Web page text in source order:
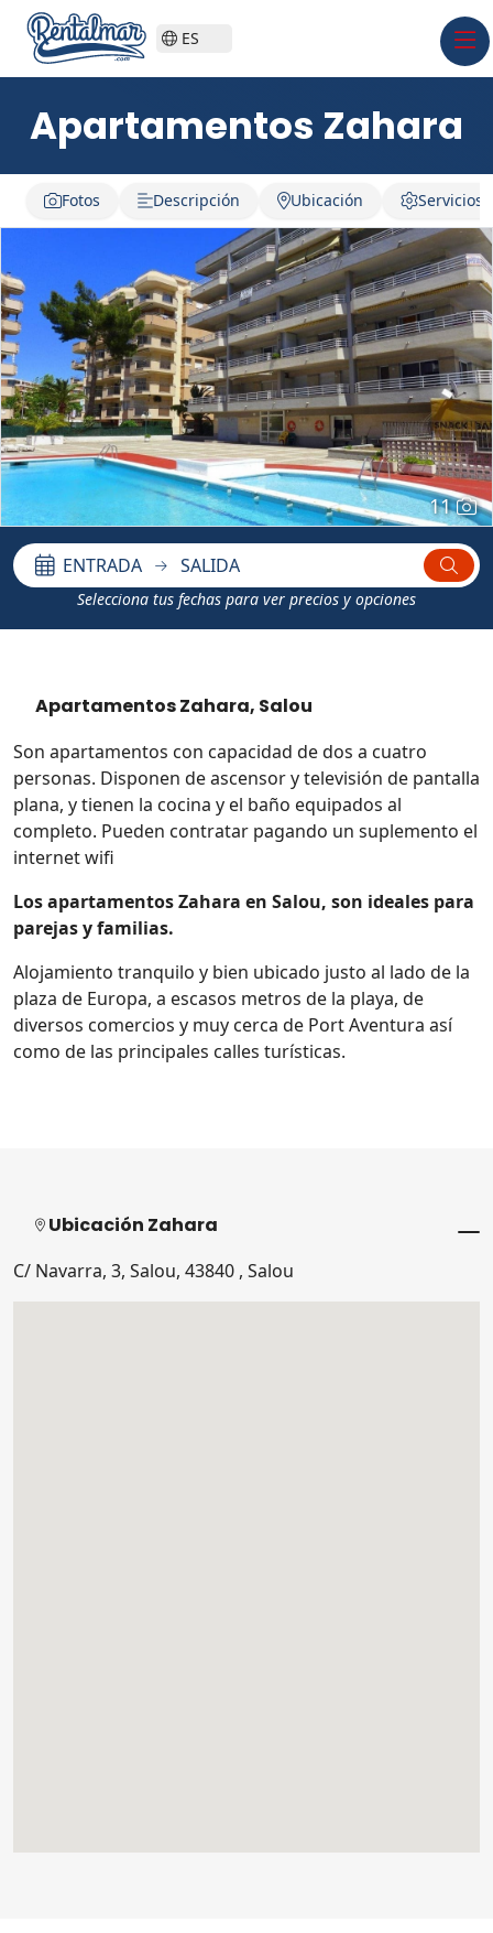
ES
Apartamentos Zahara
Fotos Descripción Ubicación Servicios
11
ENTRADA SALIDA
Selecciona tus fechas para ver precios y opciones
Apartamentos Zahara, Salou
Son apartamentos con capacidad de dos a cuatro
personas. Disponen de ascensor y televisión de pantalla
plana, y tienen la cocina y el baño equipados al
completo. Pueden contratar pagando un suplemento el
internet wifi
Los apartamentos Zahara en Salou, son ideales para
parejas y familias.
Alojamiento tranquilo y bien ubicado justo al lado de la
plaza de Europa, a escasos metros de la playa, de
diversos comercios y muy cerca de Port Aventura así
como de las principales calles turísticas.
Ubicación Zahara
C/ Navarra, 3, Salou, 43840 , Salou